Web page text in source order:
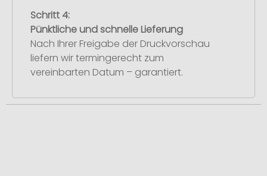
Schritt 4:
Pünktliche und schnelle Lieferung
Nach Ihrer Freigabe der Druckvorschau
liefern wir termingerecht zum
vereinbarten Datum – garantiert.